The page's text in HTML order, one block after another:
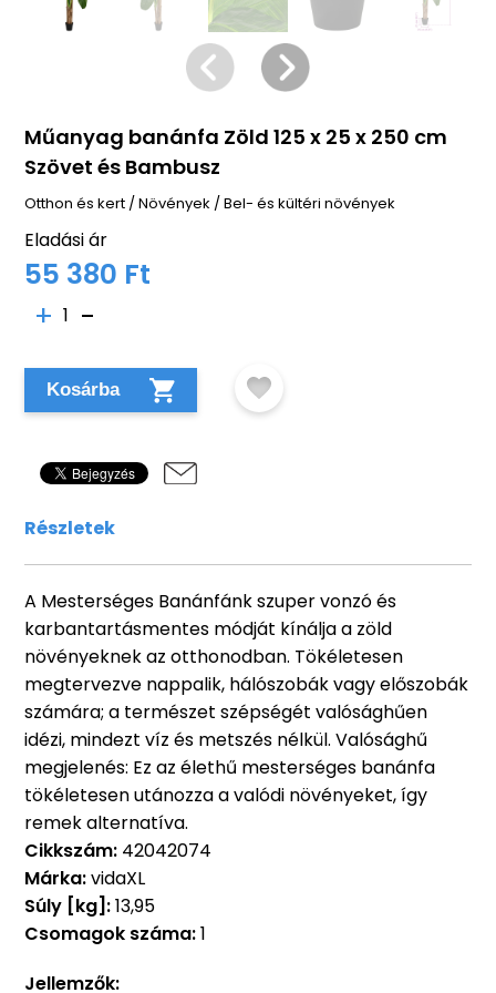
Műanyag banánfa Zöld 125 x 25 x 250 cm
Szövet és Bambusz
Otthon és kert /Növények /Bel- és kültéri növények
Eladási ár
55 380 Ft
1
Kosárba
Részletek
A Mesterséges Banánfánk szuper vonzó és
karbantartásmentes módját kínálja a zöld
növényeknek az otthonodban. Tökéletesen
megtervezve nappalik, hálószobák vagy előszobák
számára; a természet szépségét valósághűen
idézi, mindezt víz és metszés nélkül. Valósághű
megjelenés: Ez az élethű mesterséges banánfa
tökéletesen utánozza a valódi növényeket, így
remek alternatíva.
Cikkszám: 42042074
Márka:vidaXL
Súly [kg]:13,95
Csomagok száma:1
Jellemzők: